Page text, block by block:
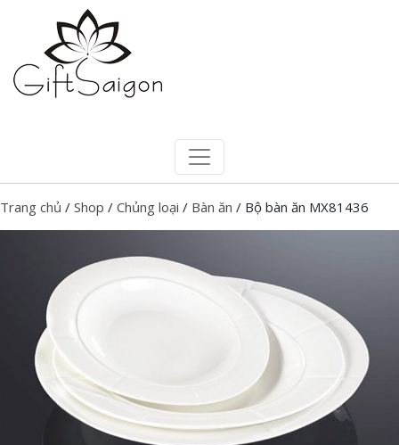
Trang chủ / Shop / Chủng loại / Bàn ăn / Bộ bàn ăn MX81436